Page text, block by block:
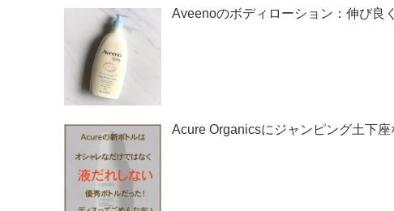
Aveenoのボディローション：伸び
Acure Organicsにジャンピング土下